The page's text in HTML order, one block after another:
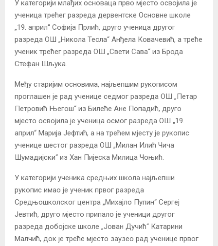
У категорији млађих основаца прво мјесто освојила је
ученица трећег разреда дервентске Основне школе
„19. април“ Софија Прлић, друго ученица другог
разреда ОШ „Никола Тесла“ Анђела Ковачевић, а треће
ученик трећег разреда ОШ „Свети Сава“ из Брода
Стефан Шљука.
Међу старијим основима, најљепшим рукописом
проглашен је рад ученице седмог разреда ОШ „Петар
Петровић Његош“ из Билеће Ане Попадић, друго
мјесто освојила је ученица осмог разреда ОШ „19.
април“ Марија Јефтић, а на трећем мјесту је рукопис
ученице шестог разреда ОШ „Милан Илић Чича
Шумадијски“ из Хан Пијеска Милица Чоњић.
У категорији ученика средњих школа најљепши
рукопис имао је ученик првог разреда
Средњошколског центра „Михајло Пупин“ Сергеј
Јевтић, друго мјесто припало је ученици другог
разреда добојске школе „Јован Дучић“ Катарини
Малчић, док је треће мјесто заузео рад ученице првог